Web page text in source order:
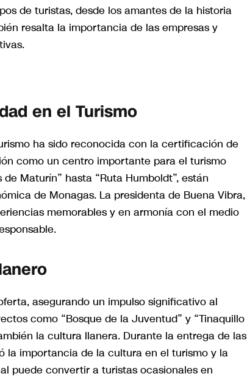
de turistas, desde los amantes de la historia
resalta la importancia de las empresas y
en el Turismo
ha sido reconocida con la certificación de
como un centro importante para el turismo
Maturín” hasta “Ruta Humboldt”, están
de Monagas. La presidenta de Buena Vibra,
memorables y en armonía con el medio
asegurando un impulso significativo al
como “Bosque de la Juventud” y “Tinaquillo
la cultura llanera. Durante la entrega de las
la importancia de la cultura en el turismo y la
puede convertir a turistas ocasionales en